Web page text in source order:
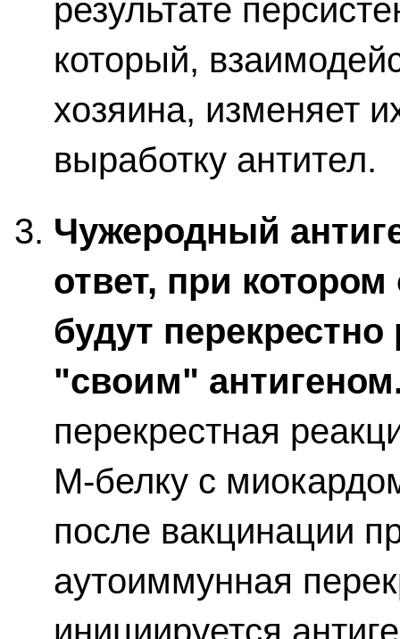
результате
который,
хозяина, изменяет
выработку антител.
Чужеродный
ответ, при
будут
"своим"
перекрестная
М-белку с
после вакцинации
аутоиммунная
инициируется